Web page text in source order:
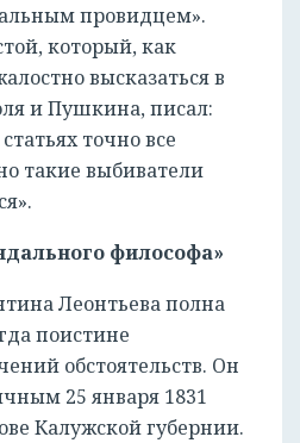
провидцем».
который, как
высказаться в
и Пушкина, писал:
точно все
такие выбиватели
философа»
Леонтьева полна
поистине
обстоятельств. Он
25 января 1831
Калужской губернии.